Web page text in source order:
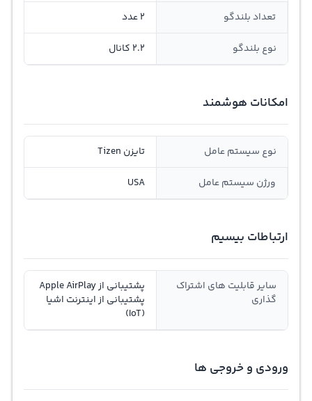
تعداد بلندگو 2 عدد
نوع بلندگو 2.2 کانال
امکانات هوشمند
نوع سیستم عامل تایزن Tizen
ورژن سیستم عامل USA
ارتباطات بیسیم
سایر قابلیت های اشتراک
گذاری
پشتیبانی از Apple AirPlay
پشتیبانی از اینترنت اشیا
(IoT)
ورودی و خروجی ها